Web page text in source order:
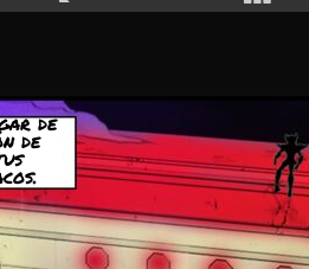
de
de